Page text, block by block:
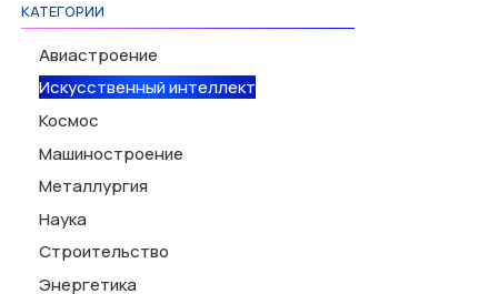
КАТЕГОРИИ
Авиастроение
Искусственный интеллект
Космос
Машиностроение
Металлургия
Наука
Строительство
Энергетика